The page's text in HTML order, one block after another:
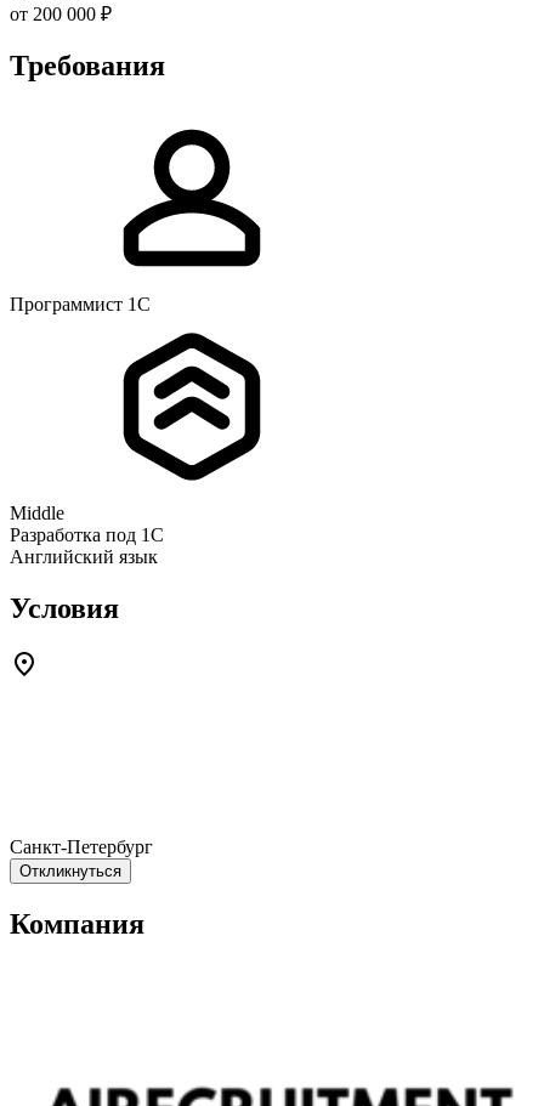
от 200 000 ₽
Требования
Программист 1С
Middle
Разработка под 1С
Английский язык
Условия
Санкт-Петербург
Откликнуться
Компания